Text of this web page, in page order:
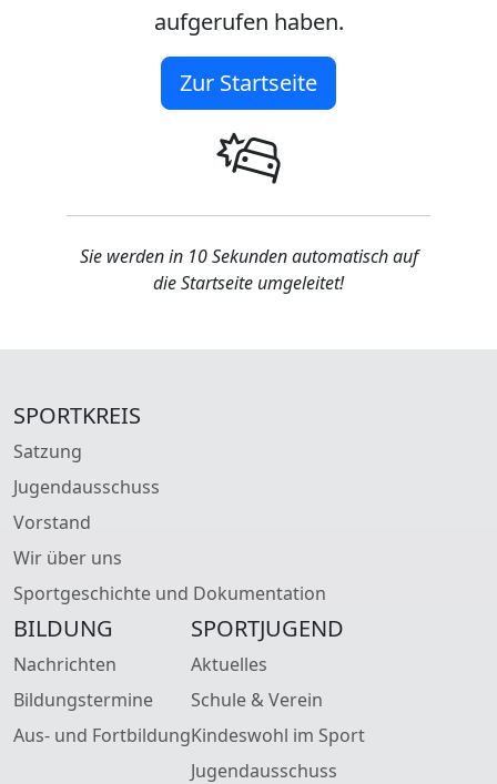
aufgerufen haben.
Zur Startseite
Sie werden in 10 Sekunden automatisch auf
die Startseite umgeleitet!
SPORTKREIS
Satzung
Jugendausschuss
Vorstand
Wir über uns
Sportgeschichte und Dokumentation
BILDUNG
Nachrichten
Bildungstermine
Aus- und Fortbildung
SPORTJUGEND
Aktuelles
Schule & Verein
Kindeswohl im Sport
Jugendausschuss